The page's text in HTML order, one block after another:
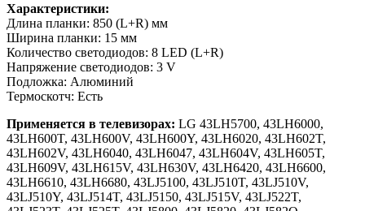
Характеристики:
Длина планки: 850 (L+R) мм
Ширина планки: 15 мм
Количество светодиодов: 8 LED (L+R)
Напряжение светодиодов: 3 V
Подложка: Алюминий
Термоскотч: Есть
Применяется в телевизорах: LG 43LH5700, 43LH6000,
43LH600T, 43LH600V, 43LH600Y, 43LH6020, 43LH602T,
43LH602V, 43LH6040, 43LH6047, 43LH604V, 43LH605T,
43LH609V, 43LH615V, 43LH630V, 43LH6420, 43LH6600,
43LH6610, 43LH6680, 43LJ5100, 43LJ510T, 43LJ510V,
43LJ510Y, 43LJ514T, 43LJ5150, 43LJ515V, 43LJ522T,